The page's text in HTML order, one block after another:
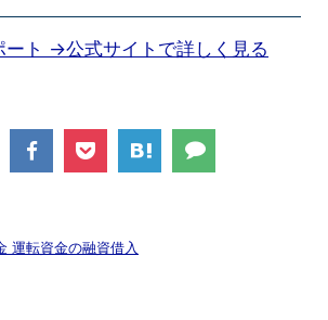
ート →公式サイトで詳しく見る
運転資金の融資借入